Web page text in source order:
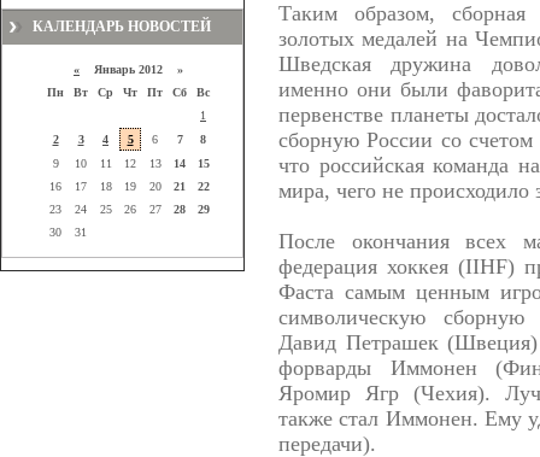
КАЛЕНДАРЬ НОВОСТЕЙ
« Январь 2012 »
Пн
Вт Ср Чт Пт Сб
Вс
1
2
3 4 5 6 7
8
9
10 11 12 13 14
15
16
17 18 19 20 21
22
23
24 25 26 27 28
29
30
31
Таким образом,
золотых медалей на
Шведская дружина
именно они были
первенстве планеты
сборную России со
что российская команда
мира, чего не происходило
После окончания всех
федерация хоккея (IIHF)
Фаста самым ценным
символическую
Давид Петрашек
форварды Иммонен
Яромир Ягр (Чехия).
также стал Иммонен. Ему
передачи).